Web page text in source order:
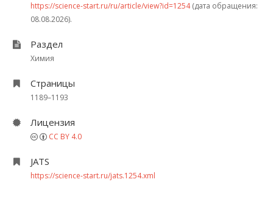
https://science-start.ru/ru/article/view?id=1254(дата обращения:
08.08.2026).
Раздел
Химия
Страницы
1189–1193
Лицензия
CC BY 4.0
JATS
https://science-start.ru/jats.1254.xml